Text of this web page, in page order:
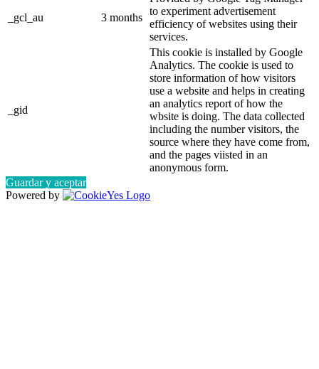
_gcl_au 3 months
to experiment advertisement
efficiency of websites using their
services.
_gid
This cookie is installed by Google
Analytics. The cookie is used to
store information of how visitors
use a website and helps in creating
an analytics report of how the
wbsite is doing. The data collected
including the number visitors, the
source where they have come from,
and the pages viisted in an
anonymous form.
Guardar y aceptar
Powered by